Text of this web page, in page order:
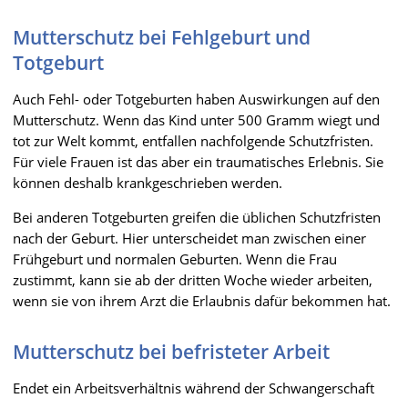
Mutterschutz bei Fehlgeburt und
Totgeburt
Auch Fehl- oder Totgeburten haben Auswirkungen auf den
Mutterschutz. Wenn das Kind unter 500 Gramm wiegt und
tot zur Welt kommt, entfallen nachfolgende Schutzfristen.
Für viele Frauen ist das aber ein traumatisches Erlebnis. Sie
können deshalb krankgeschrieben werden.
Bei anderen Totgeburten greifen die üblichen Schutzfristen
nach der Geburt. Hier unterscheidet man zwischen einer
Frühgeburt und normalen Geburten. Wenn die Frau
zustimmt, kann sie ab der dritten Woche wieder arbeiten,
wenn sie von ihrem Arzt die Erlaubnis dafür bekommen hat.
Mutterschutz bei befristeter Arbeit
Endet ein Arbeitsverhältnis während der Schwangerschaft